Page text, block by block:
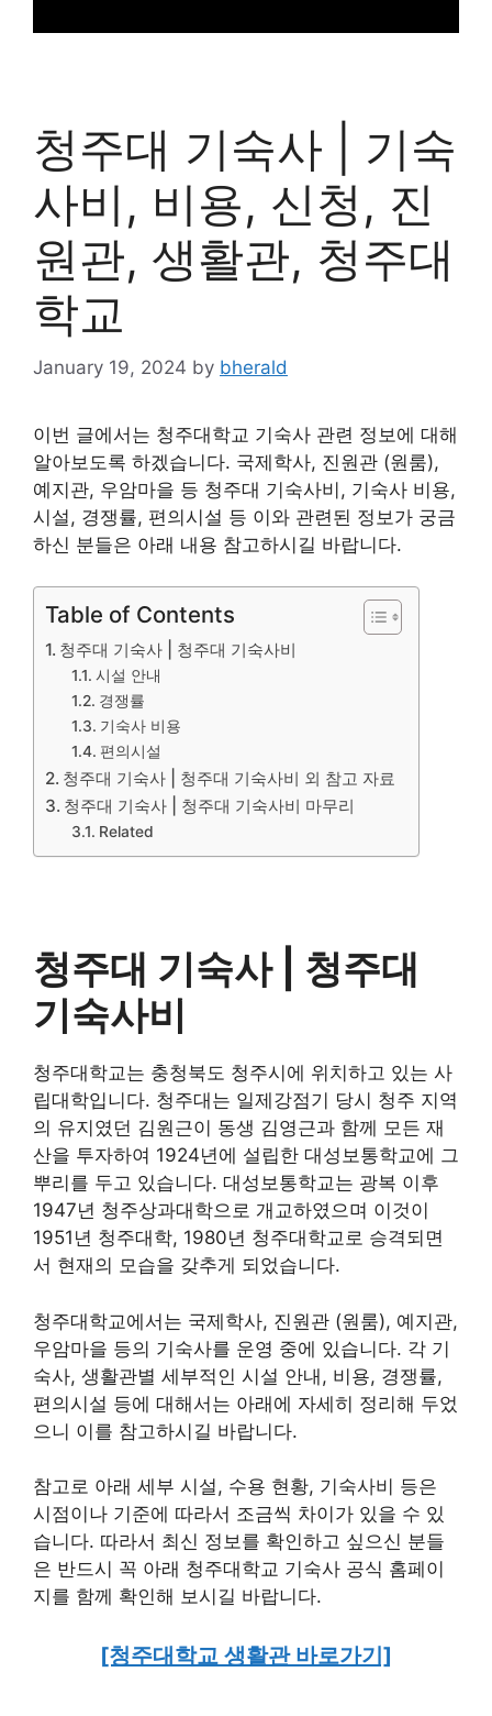
청주대 기숙사 | 기숙
사비, 비용, 신청, 진
원관, 생활관, 청주대
학교
January 19, 2024 by bherald
이번 글에서는 청주대학교 기숙사 관련 정보에 대해
알아보도록 하겠습니다. 국제학사, 진원관 (원룸),
예지관, 우암마을 등 청주대 기숙사비, 기숙사 비용,
시설, 경쟁률, 편의시설 등 이와 관련된 정보가 궁금
하신 분들은 아래 내용 참고하시길 바랍니다.
Table of Contents
청주대 기숙사 | 청주대 기숙사비
시설 안내
경쟁률
기숙사 비용
편의시설
청주대 기숙사 | 청주대 기숙사비 외 참고 자료
청주대 기숙사 | 청주대 기숙사비 마무리
Related
청주대 기숙사 | 청주대
기숙사비
청주대학교는 충청북도 청주시에 위치하고 있는 사
립대학입니다. 청주대는 일제강점기 당시 청주 지역
의 유지였던 김원근이 동생 김영근과 함께 모든 재
산을 투자하여 1924년에 설립한 대성보통학교에 그
뿌리를 두고 있습니다. 대성보통학교는 광복 이후
1947년 청주상과대학으로 개교하였으며 이것이
1951년 청주대학, 1980년 청주대학교로 승격되면
서 현재의 모습을 갖추게 되었습니다.
청주대학교에서는 국제학사, 진원관 (원룸), 예지관,
우암마을 등의 기숙사를 운영 중에 있습니다. 각 기
숙사, 생활관별 세부적인 시설 안내, 비용, 경쟁률,
편의시설 등에 대해서는 아래에 자세히 정리해 두었
으니 이를 참고하시길 바랍니다.
참고로 아래 세부 시설, 수용 현황, 기숙사비 등은
시점이나 기준에 따라서 조금씩 차이가 있을 수 있
습니다. 따라서 최신 정보를 확인하고 싶으신 분들
은 반드시 꼭 아래 청주대학교 기숙사 공식 홈페이
지를 함께 확인해 보시길 바랍니다.
[청주대학교 생활관 바로가기]